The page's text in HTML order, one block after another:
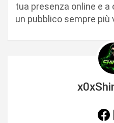
tua presenza online e
un pubblico sempre